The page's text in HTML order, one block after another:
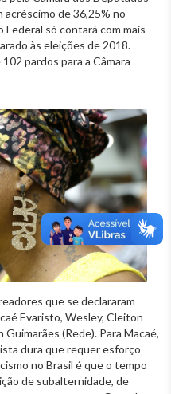
de 36,25% no
só contará com mais
às eleições de 2018.
pardos para a Câmara
que se declararam
Evaristo, Wesley, Cleiton
(Rede). Para Macaé,
dura que requer esforço
no Brasil é que o tempo
de subalternidade, de